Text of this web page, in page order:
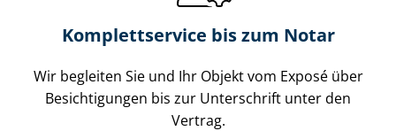
Komplettservice bis zum Notar
Wir begleiten Sie und Ihr Objekt vom Exposé über
Besichtigungen bis zur Unterschrift unter den
Vertrag.